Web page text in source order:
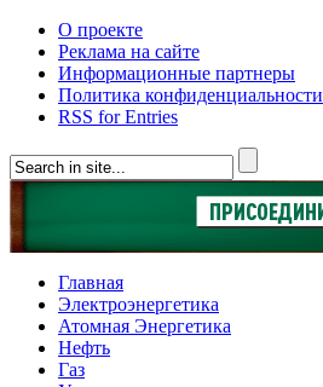
О проекте
Реклама на сайте
Информационные партнеры
Политика конфиденциальности
RSS for Entries
Главная
Электроэнергетика
Атомная Энергетика
Нефть
Газ